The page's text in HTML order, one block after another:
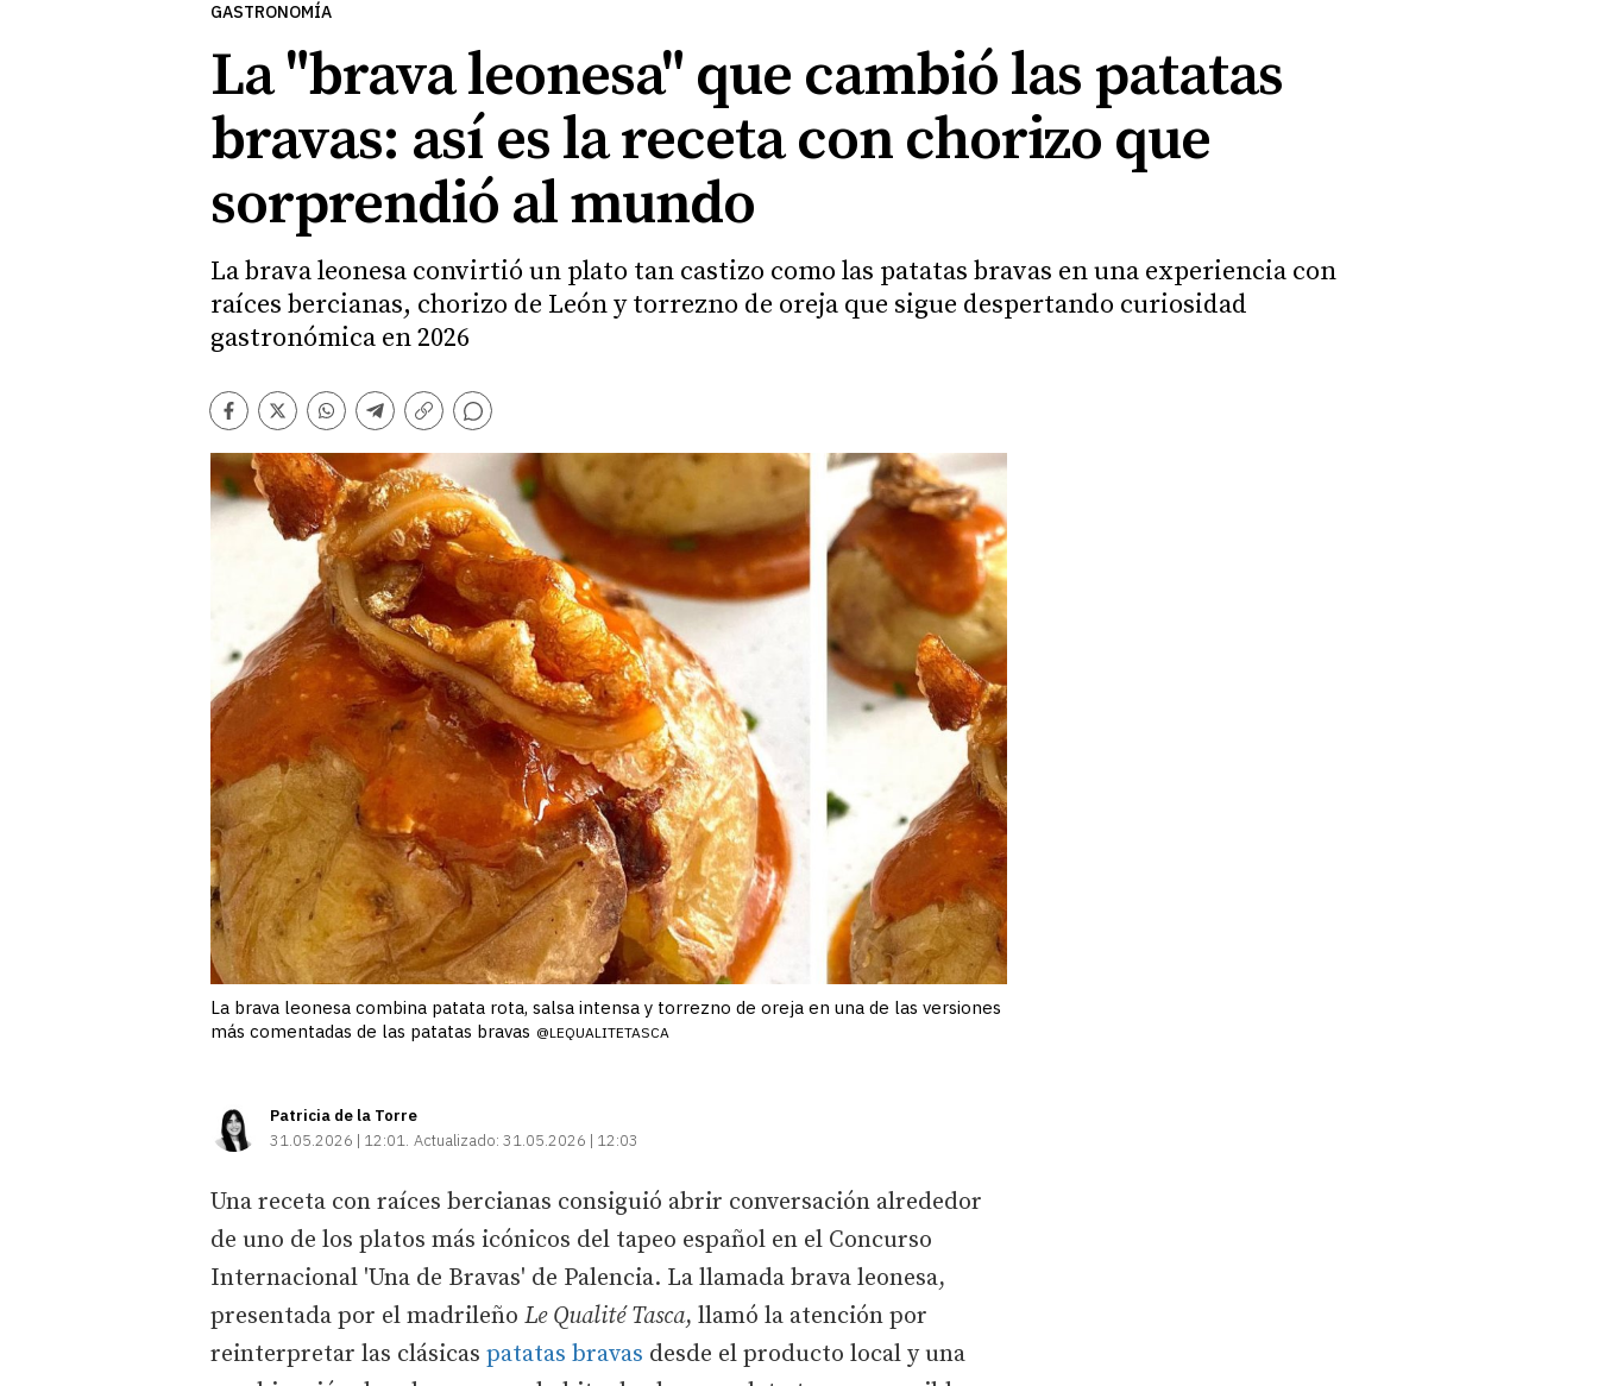
GASTRONOMÍA
La "brava leonesa" que cambió las patatas
bravas: así es la receta con chorizo que
sorprendió al mundo
La brava leonesa convirtió un plato tan castizo como las patatas bravas en una experiencia con
raíces bercianas, chorizo de León y torrezno de oreja que sigue despertando curiosidad
gastronómica en 2026
Facebook
TwitterWhatsapp
Telegram
Copiar
enlace
Comentarios
La brava leonesa combina patata rota, salsa intensa y torrezno de oreja en una de las versiones
más comentadas de las patatas bravas @LEQUALITETASCA
Patricia de la Torre
31.05.2026 | 12:01 Actualizado: 31.05.2026 | 12:03
Una receta con raíces bercianas consiguió abrir conversación alrededor
de uno de los platos más icónicos del tapeo español en el Concurso
Internacional 'Una de Bravas' de Palencia. La llamada brava leonesa,
presentada por el madrileño Le Qualité Tasca, llamó la atención por
reinterpretar las clásicas patatas bravas desde el producto local y una